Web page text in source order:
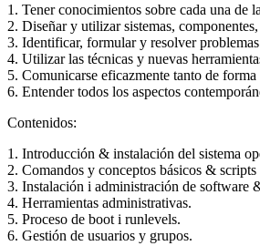
1. Tener conocimientos sobre cada una de
2. Diseñar y utilizar sistemas,
3. Identificar, formular y resolver
4. Utilizar las técnicas y nuevas
5. Comunicarse eficazmente tanto de
6. Entender todos los aspectos
Contenidos:
1. Introducción & instalación del sistema
2. Comandos y conceptos básicos & scripts
3. Instalación i administración de software
4. Herramientas administrativas.
5. Proceso de boot i runlevels.
6. Gestión de usuarios y grupos.